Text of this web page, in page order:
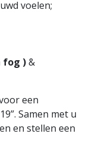
voelen;
fog )&
een
Samen met u
en stellen een